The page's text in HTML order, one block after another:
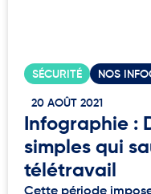
SÉCURITÉ NOS
20 AOÛT 2021
Infographie :
simples qui
télétravail
Cette période